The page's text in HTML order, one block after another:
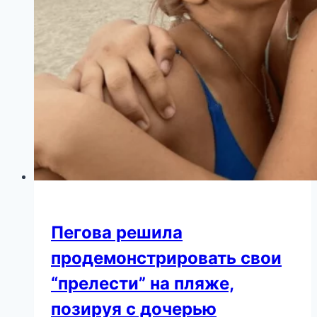
Пегова решила
продемонстрировать свои
“прелести” на пляже,
позируя с дочерью